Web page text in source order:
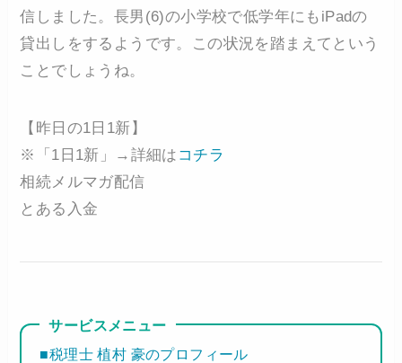
信しました。長男(6)の小学校で低学年にもiPadの
貸出しをするようです。この状況を踏まえてという
ことでしょうね。
【昨日の1日1新】
※「1日1新」→詳細は コチラ
相続メルマガ配信
とある入金
サービスメニュー
■税理士 植村 豪のプロフィール